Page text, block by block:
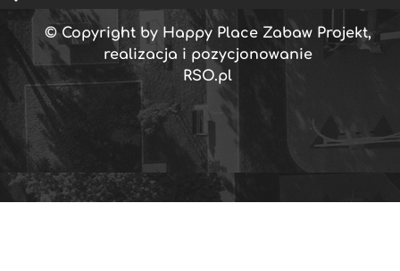
© Copyright by Happy Place Zabaw Projekt,
realizacja i pozycjonowanie
RSO.pl